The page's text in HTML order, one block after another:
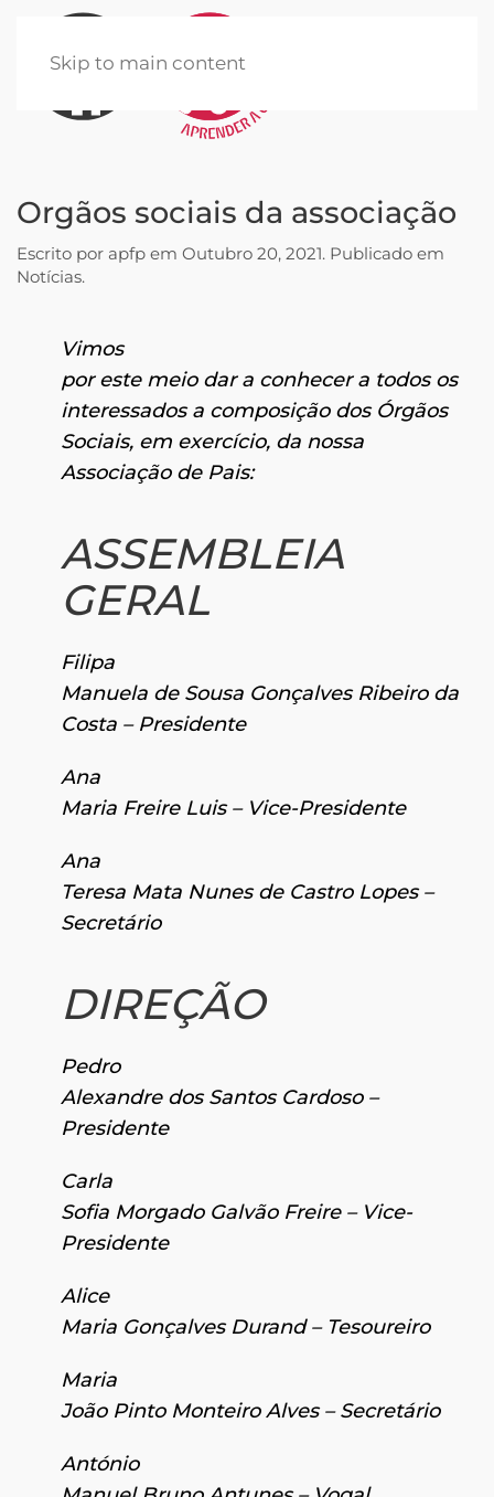
Skip to main content
Orgãos sociais da associação
Escrito por apfp em Outubro 20, 2021. Publicado em
Notícias.
Vimos
por este meio dar a conhecer a todos os
interessados a composição dos Órgãos
Sociais, em exercício, da nossa
Associação de Pais:
ASSEMBLEIA
GERAL
Filipa
Manuela de Sousa Gonçalves Ribeiro da
Costa – Presidente
Ana
Maria Freire Luis – Vice-Presidente
Ana
Teresa Mata Nunes de Castro Lopes –
Secretário
DIREÇÃO
Pedro
Alexandre dos Santos Cardoso –
Presidente
Carla
Sofia Morgado Galvão Freire – Vice-
Presidente
Alice
Maria Gonçalves Durand – Tesoureiro
Maria
João Pinto Monteiro Alves – Secretário
António